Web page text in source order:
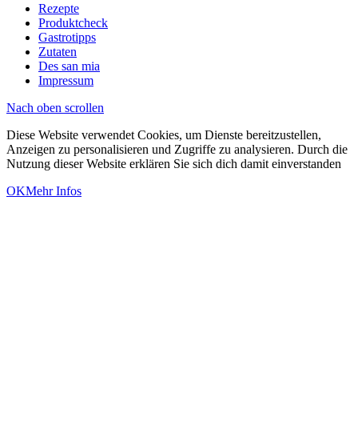
Rezepte
Produktcheck
Gastrotipps
Zutaten
Des san mia
Impressum
Nach oben scrollen
Diese Website verwendet Cookies, um Dienste bereitzustellen,
Anzeigen zu personalisieren und Zugriffe zu analysieren. Durch die
Nutzung dieser Website erklären Sie sich dich damit einverstanden
OKMehr Infos